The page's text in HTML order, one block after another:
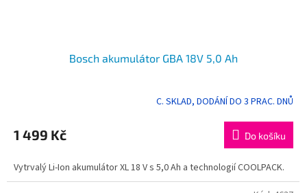
Bosch akumulátor GBA 18V 5,0 Ah
C. SKLAD, DODÁNÍ DO 3 PRAC. DNŮ
1 499 Kč Do košíku
Vytrvalý Li-Ion akumulátor XL 18 V s 5,0 Ah a technologií COOLPACK.